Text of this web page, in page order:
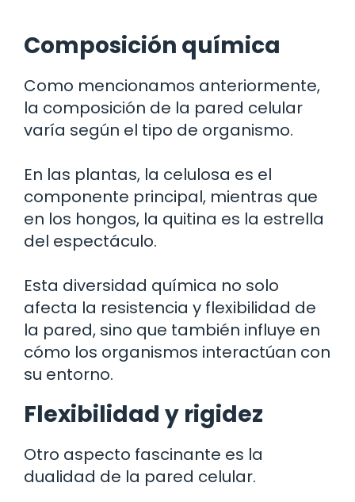
Composición química
Como mencionamos anteriormente,
la composición de la pared celular
varía según el tipo de organismo.
En las plantas, la celulosa es el
componente principal, mientras que
en los hongos, la quitina es la estrella
del espectáculo.
Esta diversidad química no solo
afecta la resistencia y flexibilidad de
la pared, sino que también influye en
cómo los organismos interactúan con
su entorno.
Flexibilidad y rigidez
Otro aspecto fascinante es la
dualidad de la pared celular.